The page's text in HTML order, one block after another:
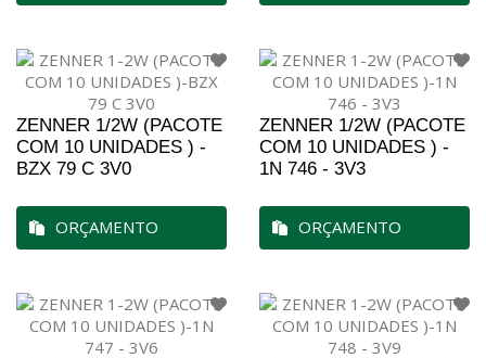
ZENNER 1/2W (PACOTE
COM 10 UNIDADES ) -
BZX 79 C 3V0
ORÇAMENTO
ZENNER 1/2W (PACOTE
COM 10 UNIDADES ) -
1N 746 - 3V3
ORÇAMENTO